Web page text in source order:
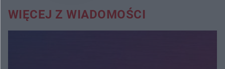
WIĘCEJ Z WIADOMOŚCI